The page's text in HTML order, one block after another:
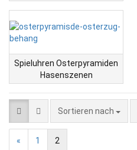
Spieluhren Osterpyramiden
Hasenszenen
Sortieren nach
Sortieren nach
« 1 2